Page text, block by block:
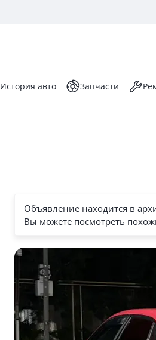
История авто Запчасти
Объявление находится в
Вы можете посмотреть